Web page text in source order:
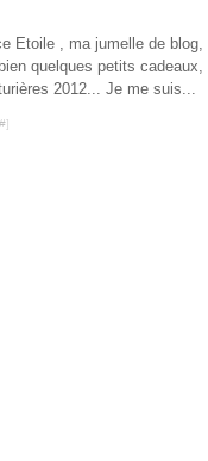
Etoile , ma jumelle de blog,
quelques petits cadeaux,
2012... Je me suis...
#]